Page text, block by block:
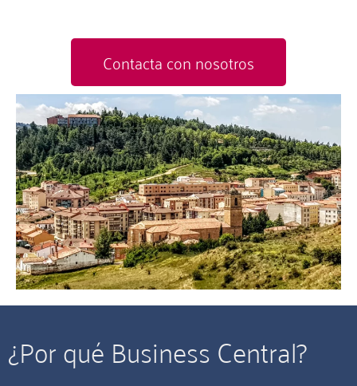
Contacta con nosotros
¿Por qué Business Central?